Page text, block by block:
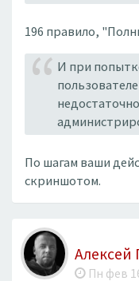
196 правило,
И при
По шагам ваши
скриншотом.
Алексей
Пн фев